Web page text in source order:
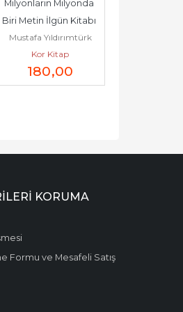
Milyonların Milyonda
Biri Metin İlgün Kitabı
-        2025
Mustafa Yıldırımtürk
Kor Kitap
180,00
KORUMA
Formu ve Mesafeli Satış